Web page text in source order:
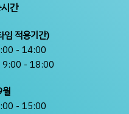
간
적용기간)
- 14:00
9:00 - 18:00
- 15:00